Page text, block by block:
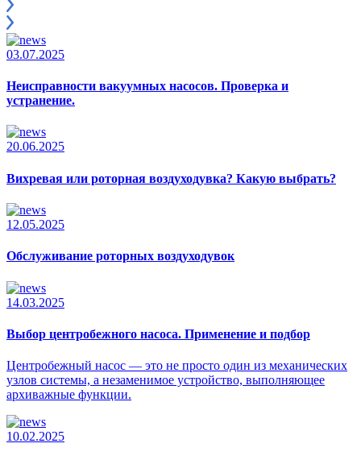
03.07.2025
Неисправности вакуумных насосов. Проверка и
устранение.
20.06.2025
Вихревая или роторная воздуходувка? Какую выбрать?
12.05.2025
Обслуживание роторных воздуходувок
14.03.2025
Выбор центробежного насоса. Применение и подбор
Центробежный насос — это не просто один из механических
узлов системы, а незаменимое устройство, выполняющее
архиважные функции.
10.02.2025